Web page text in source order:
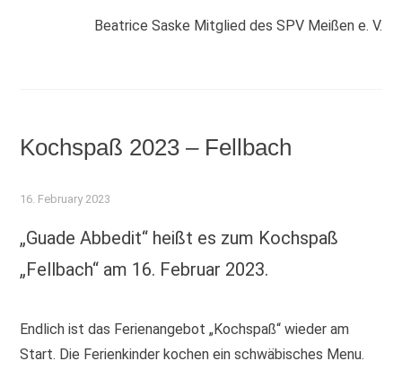
Beatrice Saske Mitglied des SPV Meißen e. V.
Kochspaß 2023 – Fellbach
16. February 2023
„Guade Abbedit“ heißt es zum Kochspaß
„Fellbach“ am 16. Februar 2023.
Endlich ist das Ferienangebot „Kochspaß“ wieder am
Start. Die Ferienkinder kochen ein schwäbisches Menu.